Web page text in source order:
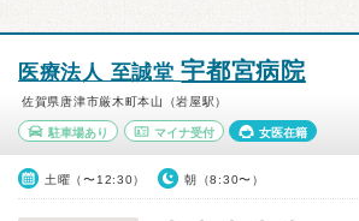
医療法人 至誠堂宇都宮病院
佐賀県唐津市厳木町本山（岩屋駅）
駐車場あり マイナ受付 女医在籍
土曜（〜12:30） 朝（8:30〜）